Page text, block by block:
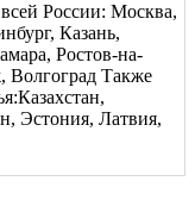
России: Москва,
Казань,
Ростов-на-
Волгоград Также
Эстония, Латвия,